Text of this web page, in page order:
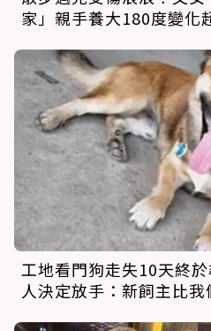
家」親手養大180度變化
工地看門狗走失10天終
人決定放手：新飼主比我